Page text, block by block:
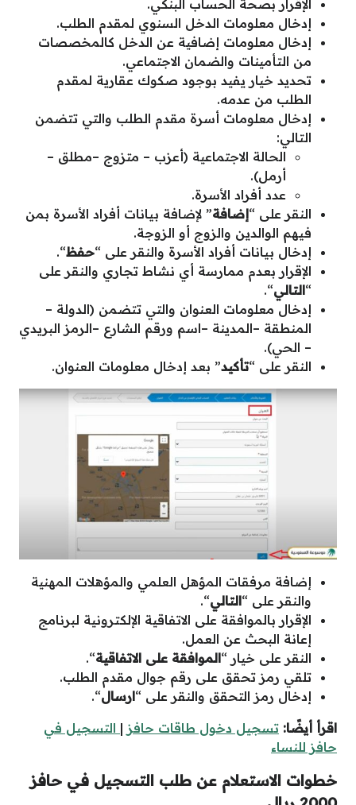
الإقرار بصحة الحساب البنكي.
إدخال معلومات الدخل السنوي لمقدم الطلب.
إدخال معلومات إضافية عن الدخل كالمخصصات
من التأمينات والضمان الاجتماعي.
تحديد خيار يفيد بوجود صكوك عقارية لمقدم
الطلب من عدمه.
إدخال معلومات أسرة مقدم الطلب والتي تتضمن
التالي:
الحالة الاجتماعية (أعزب – متزوج –مطلق –
أرمل).
عدد أفراد الأسرة.
النقر على “إضافة” لإضافة بيانات أفراد الأسرة بمن
فيهم الوالدين والزوج أو الزوجة.
إدخال بيانات أفراد الأسرة والنقر على “حفظ“.
الإقرار بعدم ممارسة أي نشاط تجاري والنقر على
“التالي“.
إدخال معلومات العنوان والتي تتضمن (الدولة –
المنطقة –المدينة –اسم ورقم الشارع –الرمز البريدي
– الحي).
النقر على “تأكيد” بعد إدخال معلومات العنوان.
إضافة مرفقات المؤهل العلمي والمؤهلات المهنية
والنقر على “التالي“.
الإقرار بالموافقة على الاتفاقية الإلكترونية لبرنامج
إعانة البحث عن العمل.
النقر على خيار “الموافقة على الاتفاقية“.
تلقي رمز تحقق على رقم جوال مقدم الطلب.
إدخال رمز التحقق والنقر على “ارسال“.
اقرأ أيضًا: تسجيل دخول طاقات حافز | التسجيل في
حافز للنساء
خطوات الاستعلام عن طلب التسجيل في حافز